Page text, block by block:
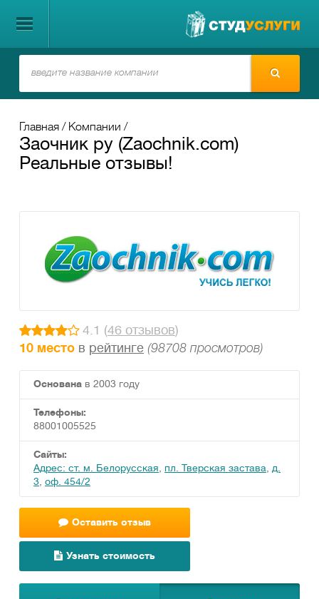
Главная Компании
Заочник ру (Zaochnik.com)
Реальные отзывы!
4.1 (46 отзывов)
10 место в рейтинге (98708 просмотров)
Основана в 2003 году
Телефоны:
88001005525
Сайты:
Адрес: ст. м. Белорусская, пл. Тверская застава, д.
3, оф. 454/2
Оставить отзыв
Узнать стоимость